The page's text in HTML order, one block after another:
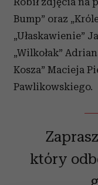
Bump” oraz
„Ułaskawienie”
„Wilkołak”
Kosza” Macieja
Pawlikowskiego.
który